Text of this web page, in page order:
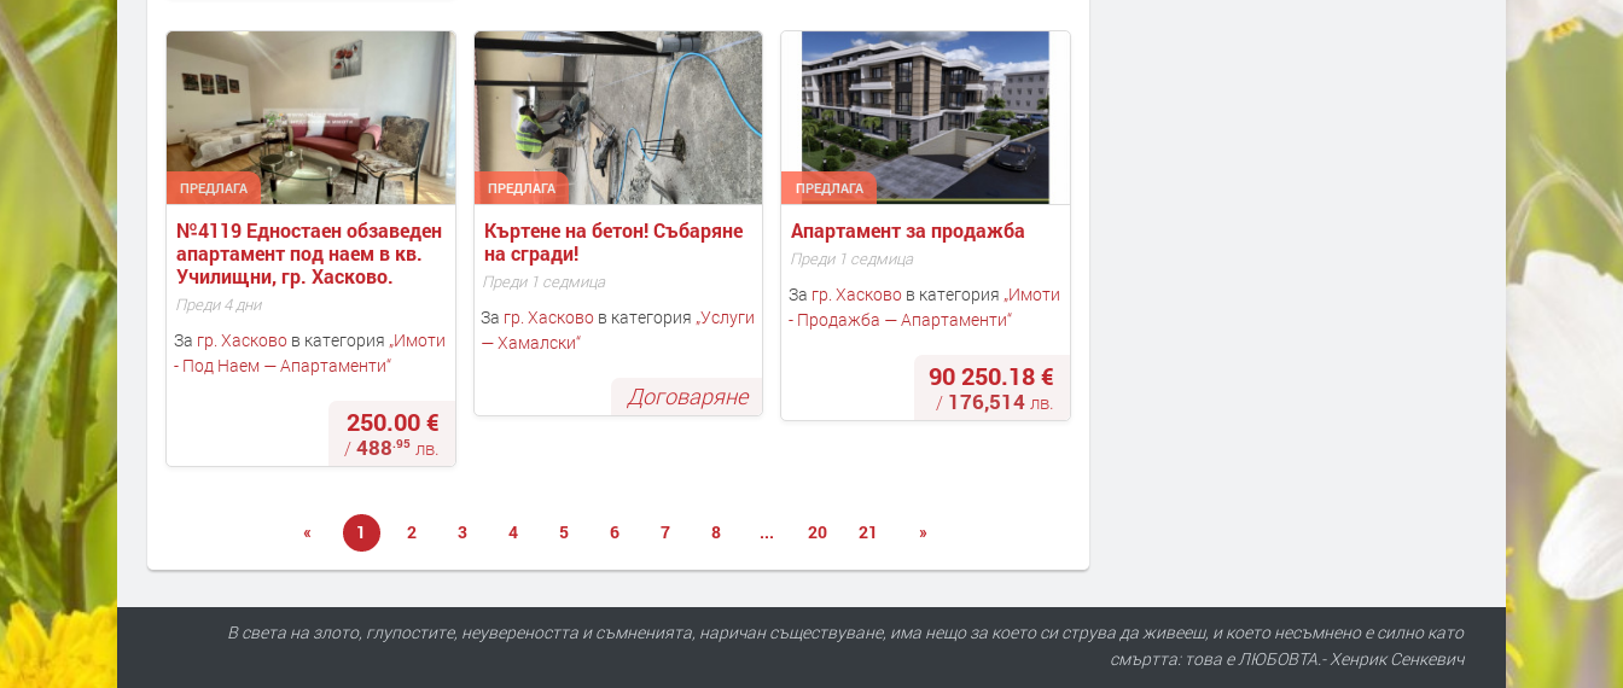
ПРЕДЛАГА
№4119 Едностаен обзаведен
апартамент под наем в кв.
Училищни, гр. Хасково.
Преди 4 дни
За гр. Хасковов категория „Имоти
- Под Наем — Апартаменти“
250.00 €
/ 488.95лв.
ПРЕДЛАГА
Къртене на бетон! Събаряне
на сгради!
Преди 1 седмица
За гр. Хасково в категория „Услуги
— Хамалски“
Договаряне
ПРЕДЛАГА
Апартамент за продажба
Преди 1 седмица
За гр. Хасковов категория „Имоти
- Продажба — Апартаменти“
90 250.18 €
/ 176,514 лв.
« 1 2 3 4 5 6 7 8 ... 20 21 »
В света на злото, глупостите, неувереността и съмненията, наричан съществуване, има нещо за което си струва да живееш, и което несъмнено е силно като
смъртта: това е ЛЮБОВТА.- Хенрик Сенкевич